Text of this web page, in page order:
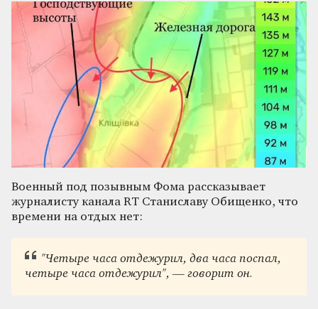
Военный под позывным Фома рассказывает
журналисту канала RT Станиславу Обищенко, что
времени на отдых нет:
"Четыре часа отдежурил, два часа поспал,
четыре часа отдежурил", — говорит он.